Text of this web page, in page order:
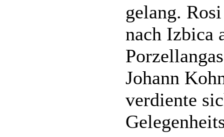
gelang.
nach Izbica
Johann
verdiente